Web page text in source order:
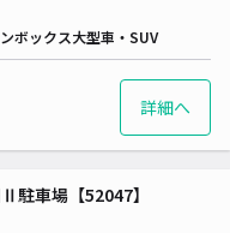
ボックス大型車・SUV
詳細へ
駐車場【52047】